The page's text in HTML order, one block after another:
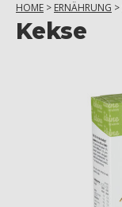
HOME > ERNÄHRUNG >
Kekse